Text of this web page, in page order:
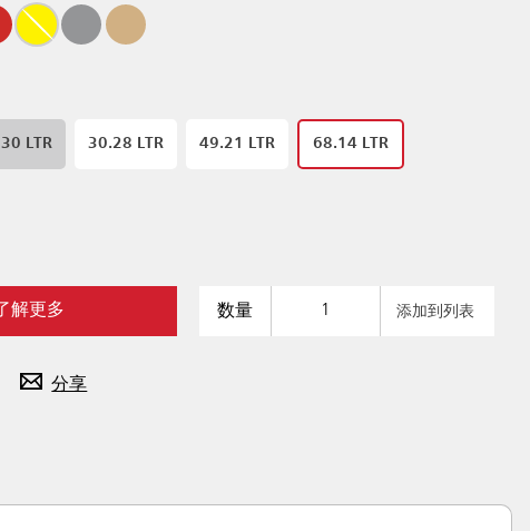
30 LTR 30.28 LTR 49.21 LTR 68.14 LTR
了解更多 数量 添加到列表
分享